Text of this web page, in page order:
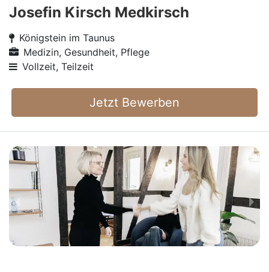
Josefin Kirsch Medkirsch
Königstein im Taunus
Medizin, Gesundheit, Pflege
Vollzeit, Teilzeit
Jetzt Bewerben